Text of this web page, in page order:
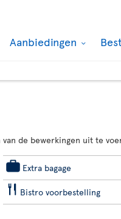
Aanbiedingen
de bewerkingen uit te
Extra bagage
Bistro voorbestelling